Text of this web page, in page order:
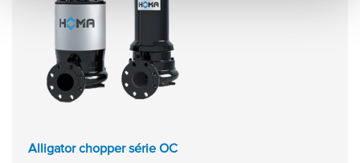
Alligator chopper série OC